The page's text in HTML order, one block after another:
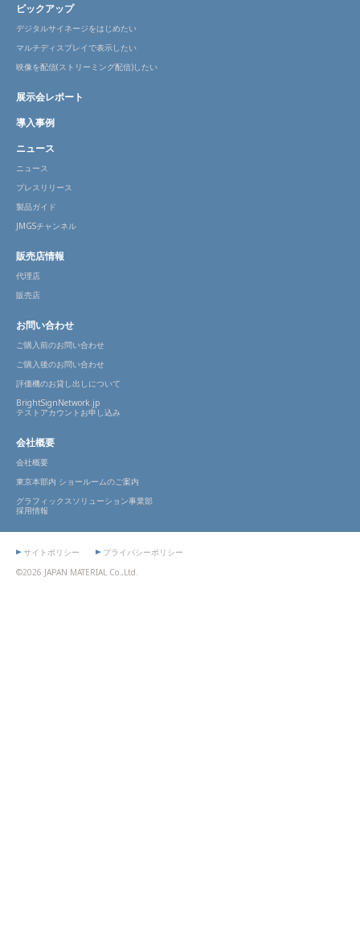
ピックアップ
デジタルサイネージをはじめたい
マルチディスプレイで表示したい
映像を配信(ストリーミング配信)したい
展示会レポート
導入事例
ニュース
ニュース
プレスリリース
製品ガイド
JMGSチャンネル
販売店情報
代理店
販売店
お問い合わせ
ご購入前のお問い合わせ
ご購入後のお問い合わせ
評価機のお貸し出しについて
BrightSignNetwork.jp
テストアカウントお申し込み
会社概要
会社概要
東京本部内 ショールームのご案内
グラフィックスソリューション事業部
採用情報
©2026 JAPAN MATERIAL Co.,Ltd.
サイトポリシー プライバシーポリシー